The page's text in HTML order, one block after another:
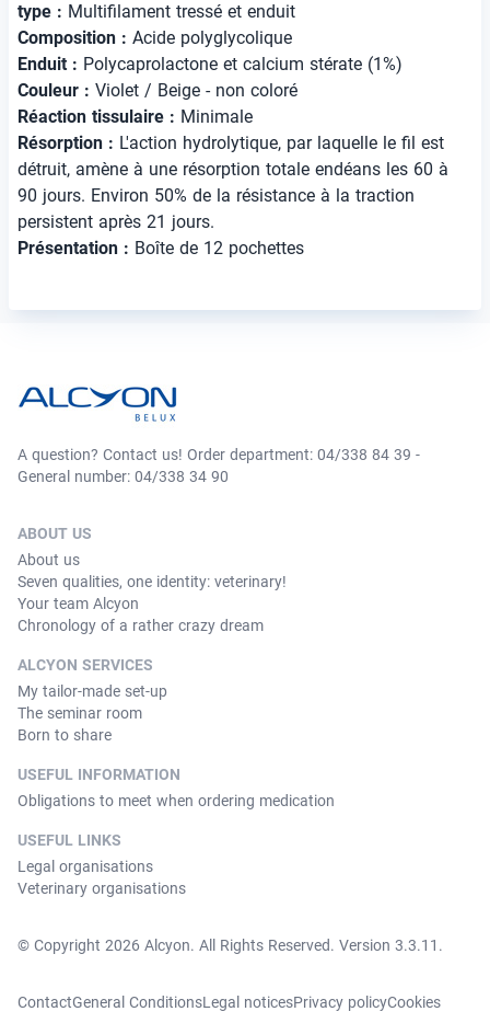
type : Multifilament tressé et enduit
Composition : Acide polyglycolique
Enduit : Polycaprolactone et calcium stérate (1%)
Couleur : Violet / Beige - non coloré
Réaction tissulaire : Minimale
Résorption : L'action hydrolytique, par laquelle le fil est
détruit, amène à une résorption totale endéans les 60 à
90 jours. Environ 50% de la résistance à la traction
persistent après 21 jours.
Présentation : Boîte de 12 pochettes
A question? Contact us! Order department: 04/338 84 39 -
General number: 04/338 34 90
ABOUT US
About us
Seven qualities, one identity: veterinary!
Your team Alcyon
Chronology of a rather crazy dream
ALCYON SERVICES
My tailor-made set-up
The seminar room
Born to share
USEFUL INFORMATION
Obligations to meet when ordering medication
USEFUL LINKS
Legal organisations
Veterinary organisations
© Copyright 2026 Alcyon. All Rights Reserved. Version 3.3.11.
ContactGeneral ConditionsLegal noticesPrivacy policyCookies